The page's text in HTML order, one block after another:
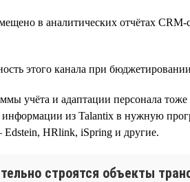
в аналитических отчётах
этого канала при
учёта и адаптации персонала тоже
из Talantix в нужную
HRlink, iSpring и другие.
строятся объекты